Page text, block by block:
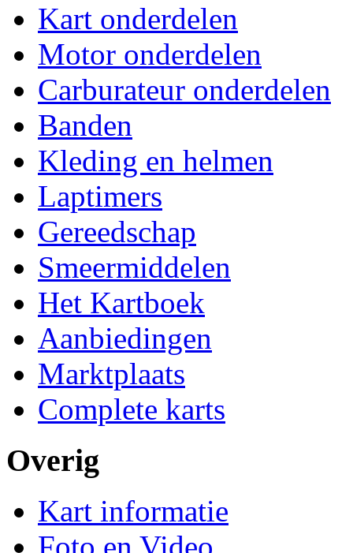
Kart onderdelen
Motor onderdelen
Carburateur onderdelen
Banden
Kleding en helmen
Laptimers
Gereedschap
Smeermiddelen
Het Kartboek
Aanbiedingen
Marktplaats
Complete karts
Overig
Kart informatie